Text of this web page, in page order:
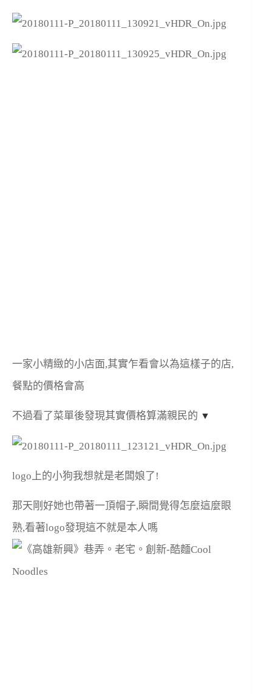
一家小精緻的小店面,其實乍看會以為這樣子的店,
餐點的價格會高
不過看了菜單後發現其實價格算滿親民的 ▼
logo上的小狗我想就是老闆娘了!
那天剛好她也帶著一頂帽子,瞬間覺得怎麼這麼眼
熟,看著logo發現這不就是本人嗎